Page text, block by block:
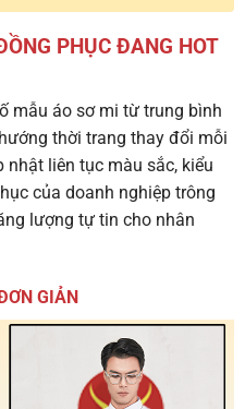
PHỤC ĐANG HOT
mẫu áo sơ mi từ trung bình
thời trang thay đổi mỗi
nhật liên tục màu sắc, kiểu
của doanh nghiệp trông
lượng tự tin cho nhân
GIẢN